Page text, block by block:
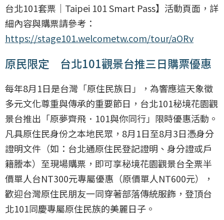
台北101套票｜Taipei 101 Smart Pass】活動頁面，詳
細內容與購票請參考：
https://stage101.welcometw.com/tour/aORv
原民限定 台北101觀景台推三日購票優惠
每年8月1日是台灣「原住民族日」，為響應這天象徵
多元文化尊重與傳承的重要節日，台北101秘境花園觀
景台推出「原夢齊飛．101與你同行」限時優惠活動。
凡具原住民身份之本地民眾，8月1日至8月3日憑身分
證明文件（如：台北通原住民登記證明、身分證或戶
籍謄本）至現場購票，即可享秘境花園觀景台全票半
價單人台NT300元專屬優惠（原價單人NT600元），
歡迎台灣原住民朋友一同穿著部落傳統服飾，登頂台
北101同慶專屬原住民族的美麗日子。